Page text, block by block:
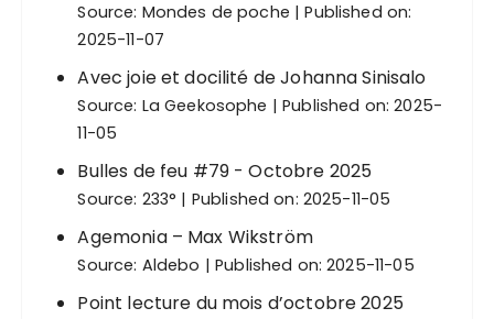
Source: Mondes de poche
Published on:
2025-11-07
Avec joie et docilité de Johanna Sinisalo
Source: La Geekosophe
Published on: 2025-
11-05
Bulles de feu #79 - Octobre 2025
Source: 233° Published on: 2025-11-05
Agemonia – Max Wikström
Source: Aldebo Published on: 2025-11-05
Point lecture du mois d’octobre 2025